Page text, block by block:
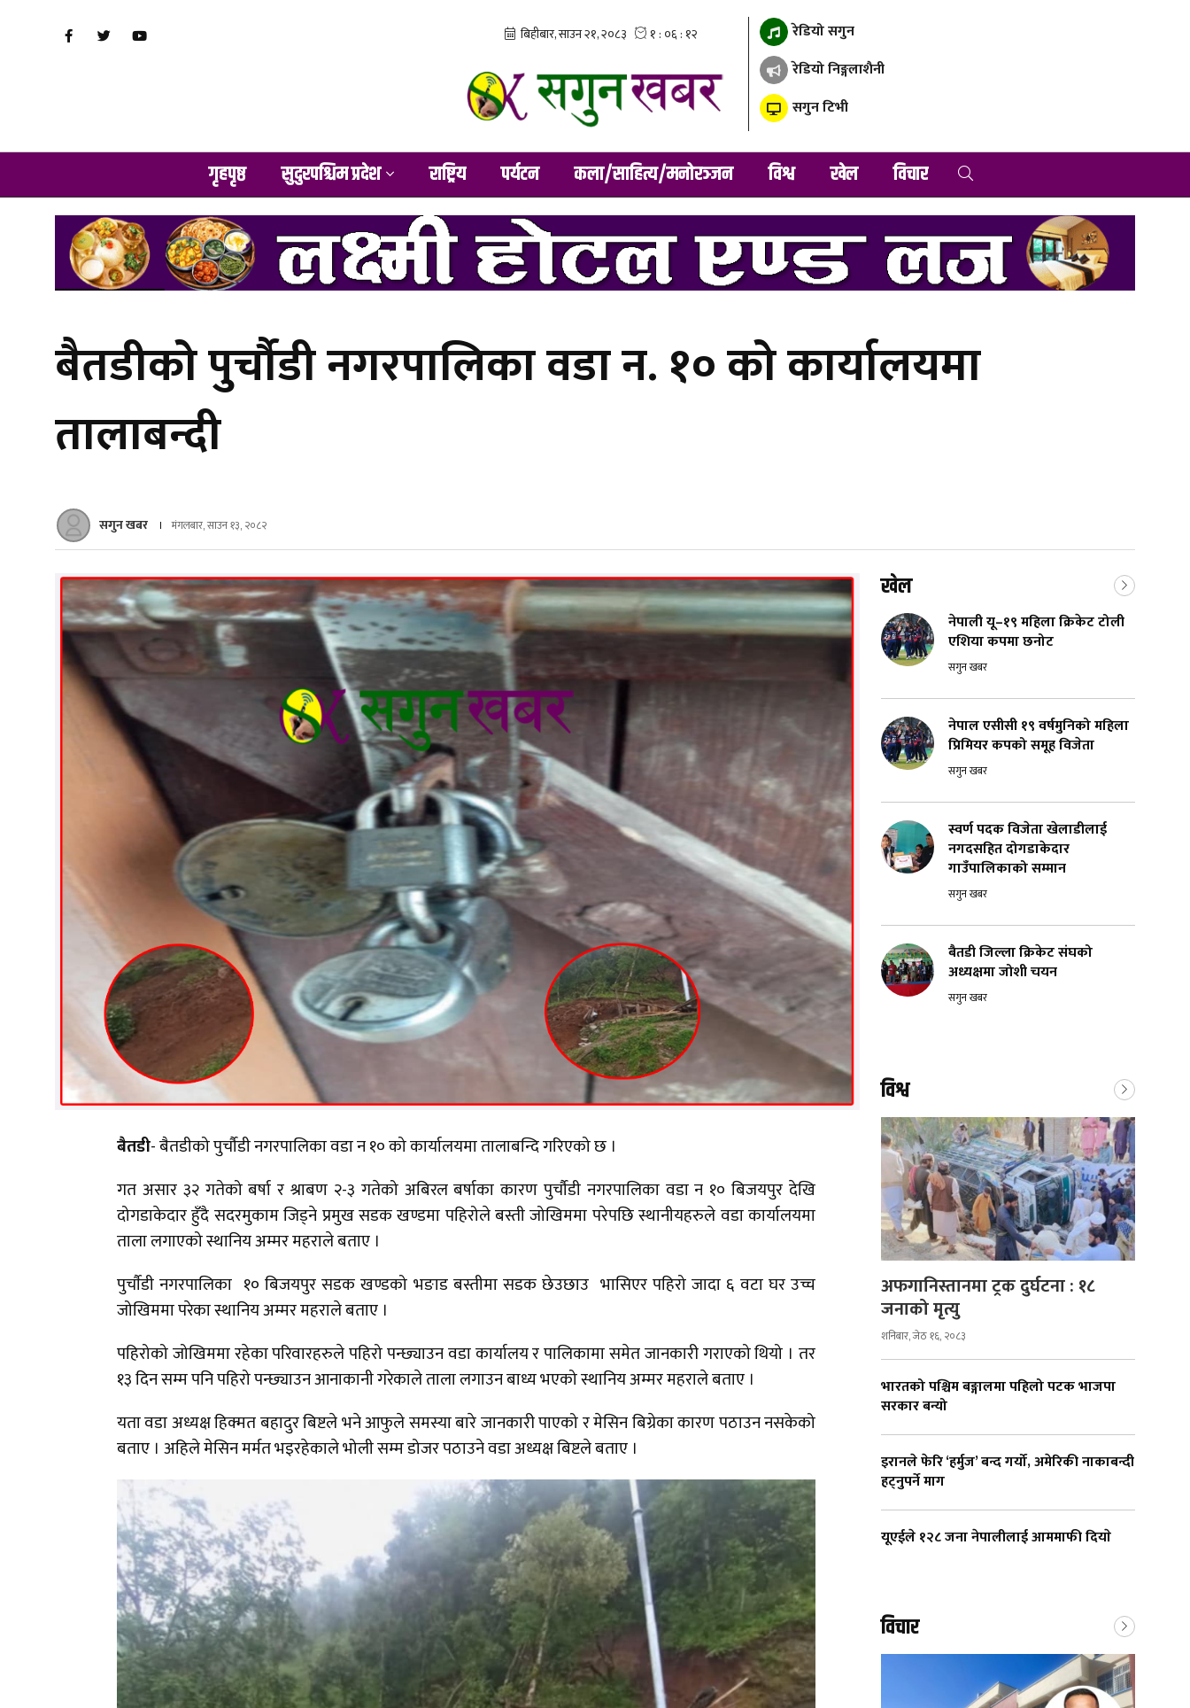
रेडियो सगुन
रेडियो निङ्गलाशैनी
सगुन टिभी
गृहपृष्ठ सुदुरपश्चिम प्रदेश राष्ट्रिय पर्यटन कला/साहित्य/मनोरञ्जन विश्व खेल विचार
बैतडीको पुर्चौडी नगरपालिका वडा न. १० को कार्यालयमा
तालाबन्दी
सगुन खबर मंगलबार, साउन १३, २०८२
बैतडी- बैतडीको पुर्चौडी नगरपालिका वडा न १० को कार्यालयमा तालाबन्दि गरिएको छ ।
गत असार ३२ गतेको बर्षा र श्राबण २-३ गतेको अबिरल बर्षाका कारण पुर्चौडी नगरपालिका वडा न १० बिजयपुर देखि
दोगडाकेदार हुँदै सदरमुकाम जिड्ने प्रमुख सडक खण्डमा पहिरोले बस्ती जोखिममा परेपछि स्थानीयहरुले वडा कार्यालयमा
ताला लगाएको स्थानिय अम्मर महराले बताए ।
पुर्चाैडी नगरपालिका १० बिजयपुर सडक खण्डको भङाड बस्तीमा सडक छेउछाउ भासिएर पहिरो जादा ६ वटा घर उच्च
जोखिममा परेका स्थानिय अम्मर महराले बताए ।
पहिरोको जोखिममा रहेका परिवारहरुले पहिरो पन्छ्याउन वडा कार्यालय र पालिकामा समेत जानकारी गराएको थियो । तर
१३ दिन सम्म पनि पहिरो पन्छ्याउन आनाकानी गरेकाले ताला लगाउन बाध्य भएको स्थानिय अम्मर महराले बताए ।
यता वडा अध्यक्ष हिक्मत बहादुर बिष्टले भने आफुले समस्या बारे जानकारी पाएको र मेसिन बिग्रेका कारण पठाउन नसकेको
बताए । अहिले मेसिन मर्मत भइरहेकाले भोली सम्म डोजर पठाउने वडा अध्यक्ष बिष्टले बताए ।
खेल
नेपाली यू–१९ महिला क्रिकेट टोली
एशिया कपमा छनोट
सगुन खबर
नेपाल एसीसी १९ वर्षमुनिको महिला
प्रिमियर कपको समूह विजेता
सगुन खबर
स्वर्ण पदक विजेता खेलाडीलाई
नगदसहित दोगडाकेदार
गाउँपालिकाको सम्मान
सगुन खबर
बैतडी जिल्ला क्रिकेट संघको
अध्यक्षमा जोशी चयन
सगुन खबर
विश्व
अफगानिस्तानमा ट्रक दुर्घटना : १८
जनाको मृत्यु
शनिबार, जेठ १६, २०८३
भारतको पश्चिम बङ्गालमा पहिलो पटक भाजपा
सरकार बन्यो
इरानले फेरि ‘हर्मुज’ बन्द गर्यो, अमेरिकी नाकाबन्दी
हट्नुपर्ने माग
यूएईले १२८ जना नेपालीलाई आममाफी दियाे
विचार